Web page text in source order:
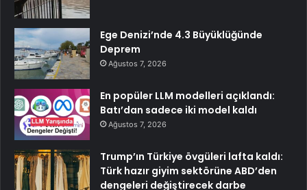
Ege Denizi’nde 4.3 Büyüklüğünde
Deprem
Ağustos 7, 2026
En popüler LLM modelleri açıklandı:
Batı’dan sadece iki model kaldı
Ağustos 7, 2026
Trump’ın Türkiye övgüleri lafta kaldı:
Türk hazır giyim sektörüne ABD’den
dengeleri değiştirecek darbe